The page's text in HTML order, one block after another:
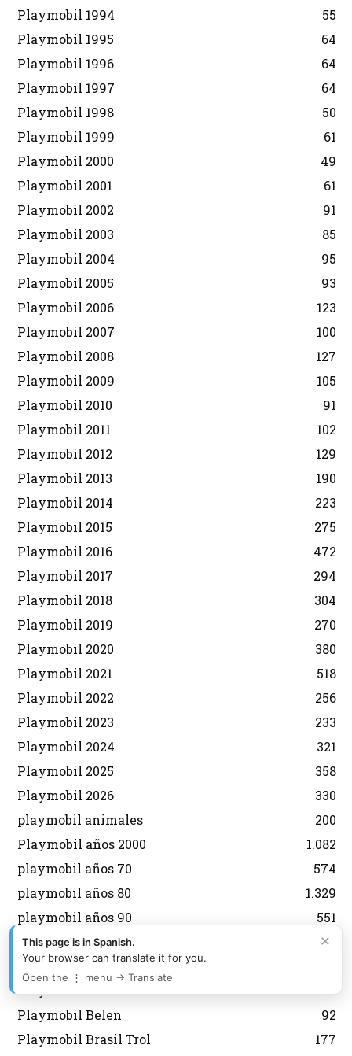
Playmobil 1994
55
Playmobil 1995
64
Playmobil 1996
64
Playmobil 1997
64
Playmobil 1998
50
Playmobil 1999
61
Playmobil 2000
49
Playmobil 2001
61
Playmobil 2002
91
Playmobil 2003
85
Playmobil 2004
95
Playmobil 2005
93
Playmobil 2006
123
Playmobil 2007
100
Playmobil 2008
127
Playmobil 2009
105
Playmobil 2010
91
Playmobil 2011
102
Playmobil 2012
129
Playmobil 2013
190
Playmobil 2014
223
Playmobil 2015
275
Playmobil 2016
472
Playmobil 2017
294
Playmobil 2018
304
Playmobil 2019
270
Playmobil 2020
380
Playmobil 2021
518
Playmobil 2022
256
Playmobil 2023
233
Playmobil 2024
321
Playmobil 2025
358
Playmobil 2026
330
playmobil animales
200
Playmobil años 2000
1.082
playmobil años 70
574
playmobil años 80
1.329
playmobil años 90
551
Playmobil Argentina Antex
364
Playmobil Asterix y Obelix
Playmobil aviones
134
Playmobil Belen
92
Playmobil Brasil Trol
177
×
This page is in Spanish.
Your browser can translate it for you.
Open the ⋮ menu → Translate